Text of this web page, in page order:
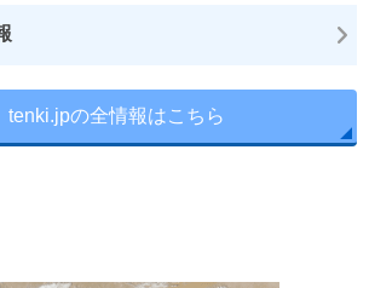
tenki.jpの全情報はこちら